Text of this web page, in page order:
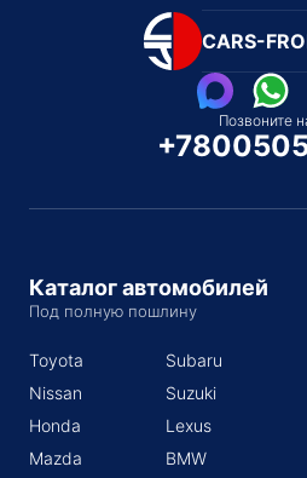
CARS-
Позвоните
Каталог автомобилей
Под полную пошлину
Toyota
Nissan
Honda
Mazda
Subaru
Suzuki
Lexus
BMW